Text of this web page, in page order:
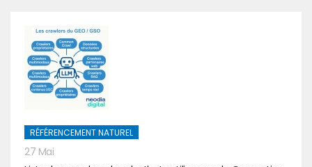
RÉFÉRENCEMENT NATUREL
27 Mai